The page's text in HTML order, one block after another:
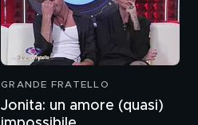
GRANDE FRATELLO
Jonita: un amore (quasi)